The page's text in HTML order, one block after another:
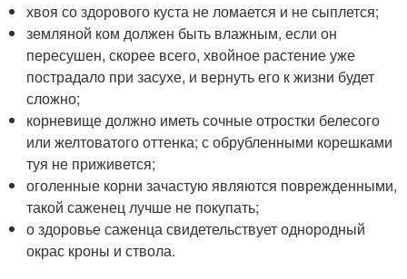
хвоя со здорового куста не ломается и не сыплется;
земляной ком должен быть влажным, если он
пересушен, скорее всего, хвойное растение уже
пострадало при засухе, и вернуть его к жизни будет
сложно;
корневище должно иметь сочные отростки белесого
или желтоватого оттенка; с обрубленными корешками
туя не приживется;
оголенные корни зачастую являются поврежденными,
такой саженец лучше не покупать;
о здоровье саженца свидетельствует однородный
окрас кроны и ствола.